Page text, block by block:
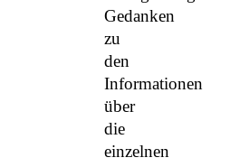
Gedanken
zu
den
Informationen
über
die
einzelnen